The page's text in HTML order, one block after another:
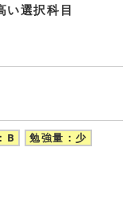
い選択科目
B 勉強量：少